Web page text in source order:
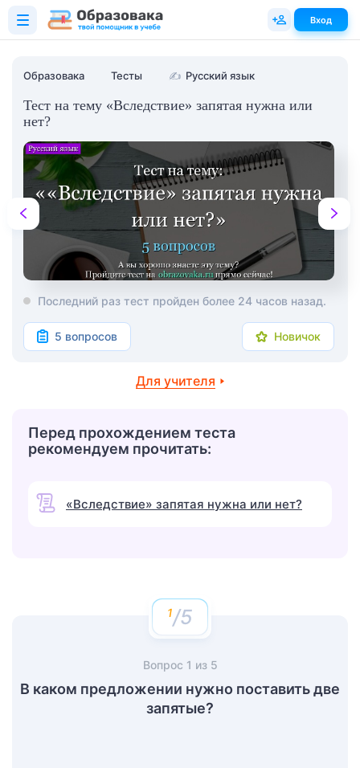
Образовака Тесты ✍ Русский язык
Тест на тему «Вследствие» запятая нужна или
нет?
Последний раз тест пройден более 24 часов назад.
5 вопросов Новичок
Для учителя
Перед прохождением теста
рекомендуем прочитать:
«Вследствие» запятая нужна или нет?
/5
Вопрос 1 из 5
В каком предложении нужно поставить две
запятые?
Вход